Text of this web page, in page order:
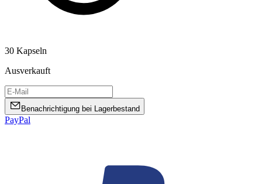
30 Kapseln
Ausverkauft
Benachrichtigung bei Lagerbestand
PayPal